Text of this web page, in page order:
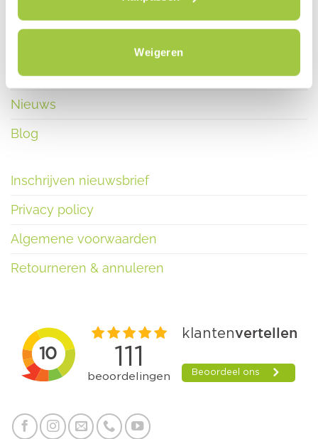
Weigeren
Elektrische fiets Nederland
Contact
Nieuws
Blog
Inschrijven nieuwsbrief
Privacy policy
Algemene voorwaarden
Retourneren & annuleren